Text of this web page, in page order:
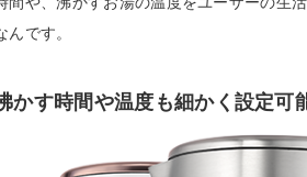
んです。
かす時間や温度も細かく設定可